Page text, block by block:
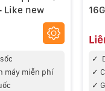
Like new
máy miễn phí
✓
✓
✓